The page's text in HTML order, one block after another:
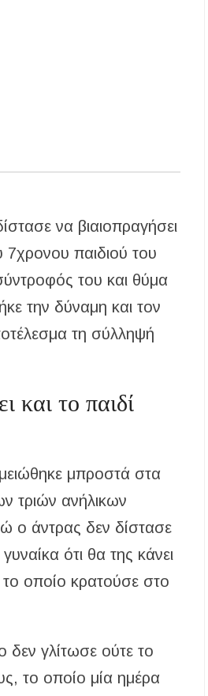
να βιαιοπραγήσει
7χρονου παιδιού του
του και θύμα
την δύναμη και τον
τη σύλληψή
και το παιδί
μπροστά στα
τριών ανήλικων
ο άντρας δεν δίστασε
ότι θα της κάνει
το οποίο κρατούσε στο
γλίτωσε ούτε το
το οποίο μία ημέρα